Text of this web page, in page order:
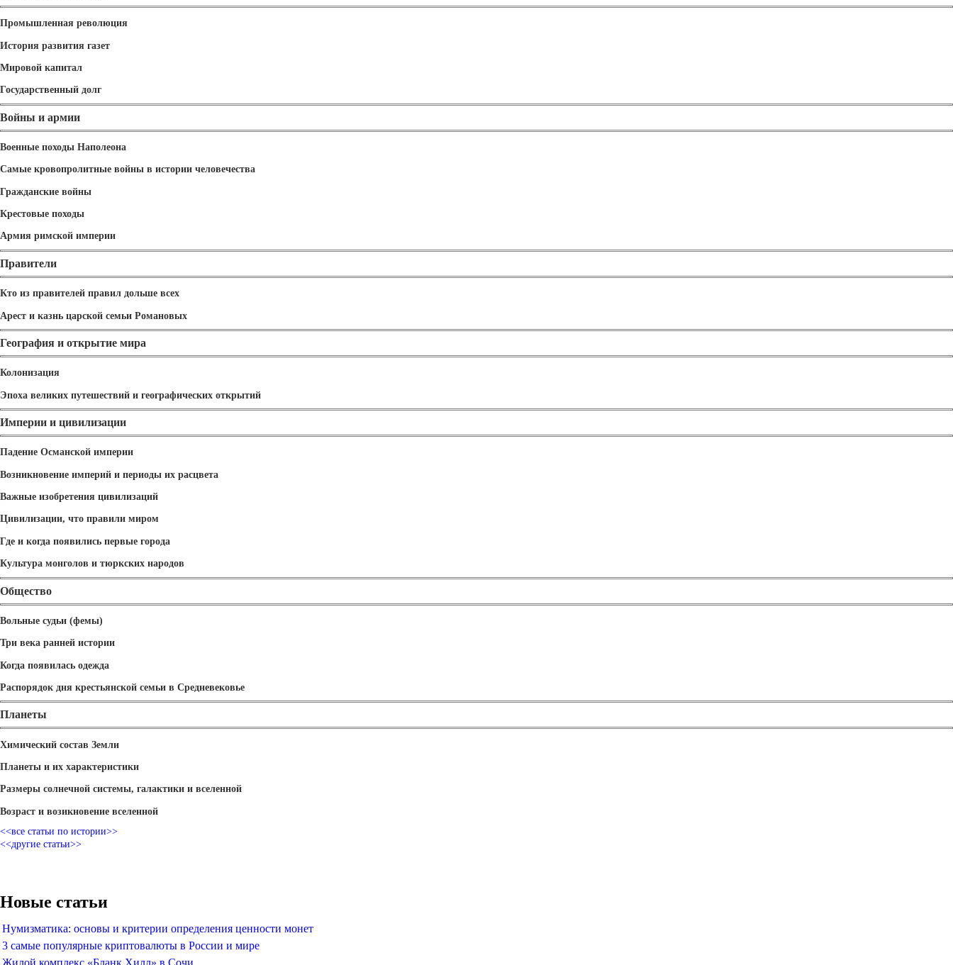
Промышленная революция
История развития газет
Мировой капитал
Государственный долг
Войны и армии
Военные походы Наполеона
Самые кровопролитные войны в истории человечества
Гражданские войны
Крестовые походы
Армия римской империи
Правители
Кто из правителей правил дольше всех
Арест и казнь царской семьи Романовых
География и открытие мира
Колонизация
Эпоха великих путешествий и географических открытий
Империи и цивилизации
Падение Османской империи
Возникновение империй и периоды их расцвета
Важные изобретения цивилизаций
Цивилизации, что правили миром
Где и когда появились первые города
Культура монголов и тюркских народов
Общество
Вольные судьи (фемы)
Три века ранней истории
Когда появилась одежда
Распорядок дня крестьянской семьи в Средневековье
Планеты
Химический состав Земли
Планеты и их характеристики
Размеры солнечной системы, галактики и вселенной
Возраст и возикновение вселенной
<<все статьи по истории>>
<<другие статьи>>
Новые статьи
Нумизматика: основы и критерии определения ценности монет
3 самые популярные криптовалюты в России и мире
Жилой комплекс «Бланк Хилл» в Сочи